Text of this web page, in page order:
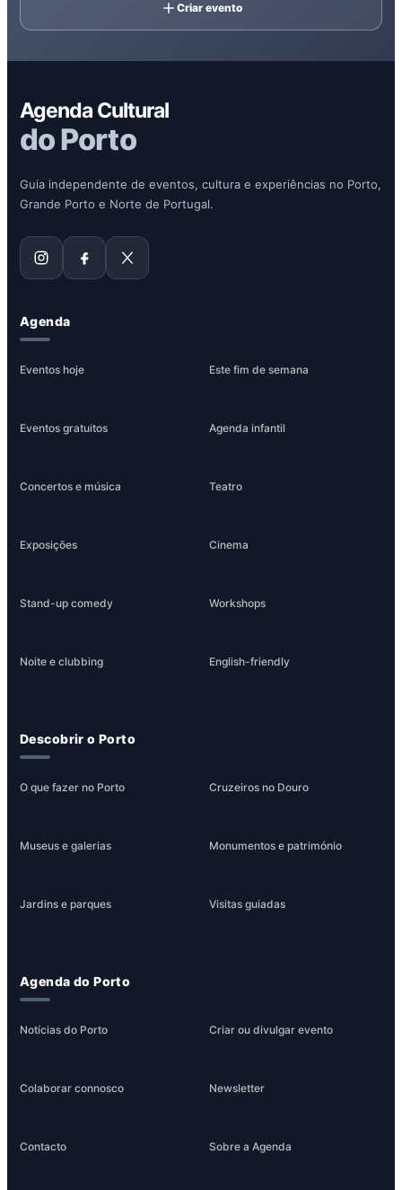
Criar evento
Agenda Cultural
do Porto
Guia independente de eventos, cultura e experiências no Porto,
Grande Porto e Norte de Portugal.
Agenda
Eventos hoje Este fim de semana
Eventos gratuitos Agenda infantil
Concertos e música Teatro
Exposições Cinema
Stand-up comedy Workshops
Noite e clubbing English-friendly
Descobrir o Porto
O que fazer no Porto Cruzeiros no Douro
Museus e galerias Monumentos e património
Jardins e parques Visitas guiadas
Agenda do Porto
Notícias do Porto Criar ou divulgar evento
Colaborar connosco Newsletter
Contacto Sobre a Agenda